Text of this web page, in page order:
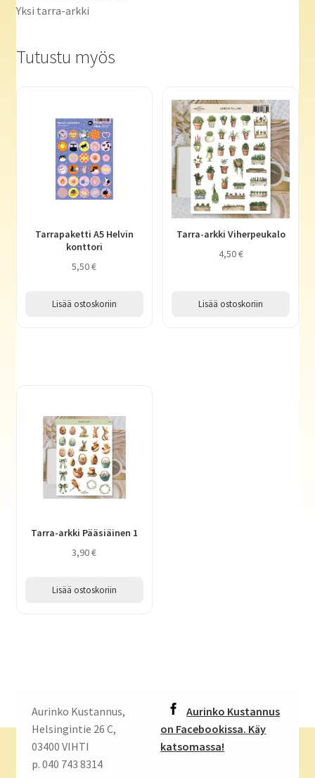
Yksi tarra-arkki
Tutustu myös
Tarrapaketti A5 Helvin
konttori
5,50€
Lisää ostoskoriin
Tarra-arkki Viherpeukalo
4,50€
Lisää ostoskoriin
Tarra-arkki Pääsiäinen 1
3,90€
Lisää ostoskoriin
Aurinko Kustannus,
Helsingintie 26 C,
03400 VIHTI
p. 040 743 8314
Aurinko Kustannus
on Facebookissa. Käy
katsomassa!